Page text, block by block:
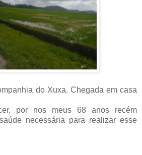
do Xuxa. Chegada em casa
por nos meus 68 anos recém
necessária para realizar esse